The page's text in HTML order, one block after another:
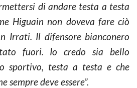
di andare testa a testa
Higuain non doveva fare ciò
Irrati. Il difensore bianconero
fuori. Io credo sia bello
sportivo, testa a testa e che
sempre deve essere”.